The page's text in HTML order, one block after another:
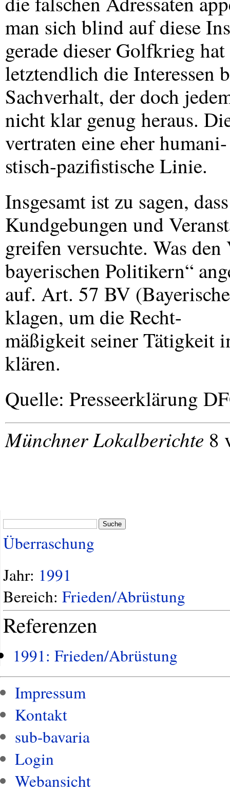
man sich blind auf diese
gerade dieser Golfkrieg
letztendlich die Interessen
Sachverhalt, der doch
nicht klar genug heraus.
vertraten eine eher humani-
stisch-pazifistische Linie.
Insgesamt ist zu sagen,
Kundgebungen und
greifen versuchte. Was
bayerischen Politikern“
auf. Art. 57 BV
klagen, um die Recht-
mäßigkeit seiner Tätigkeit
klären.
Quelle: Presseerklärung
Münchner Lokalberichte 8
Suche
Überraschung
Jahr: 1991
Bereich: Frieden/Abrüstung
Referenzen
1991: Frieden/Abrüstung
Impressum
Kontakt
sub-bavaria
Login
Webansicht